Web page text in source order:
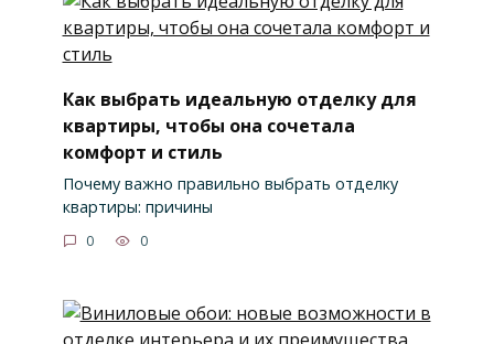
Как выбрать идеальную отделку для
квартиры, чтобы она сочетала
комфорт и стиль
Почему важно правильно выбрать отделку
квартиры: причины
0 0